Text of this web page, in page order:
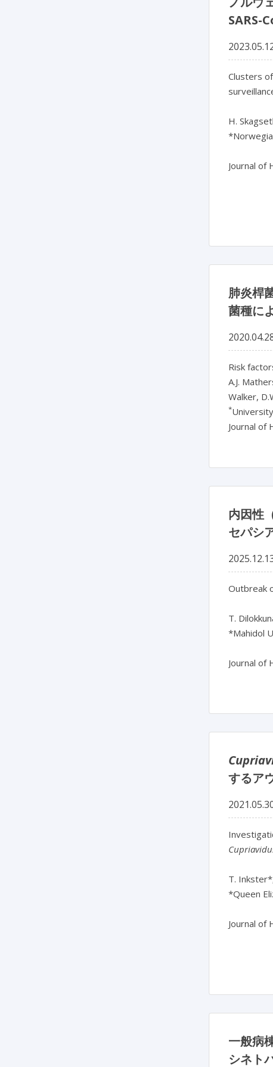
SARS-
Clusters
H.
Journal of
肺炎桿
菌種に
Risk
A.J.
Walker,
*
Journal of
内因性
セパシ
Outbreak
T.
*Mahidol
Journal of
するア
T.
*Queen
Journal of
一般病
シネト